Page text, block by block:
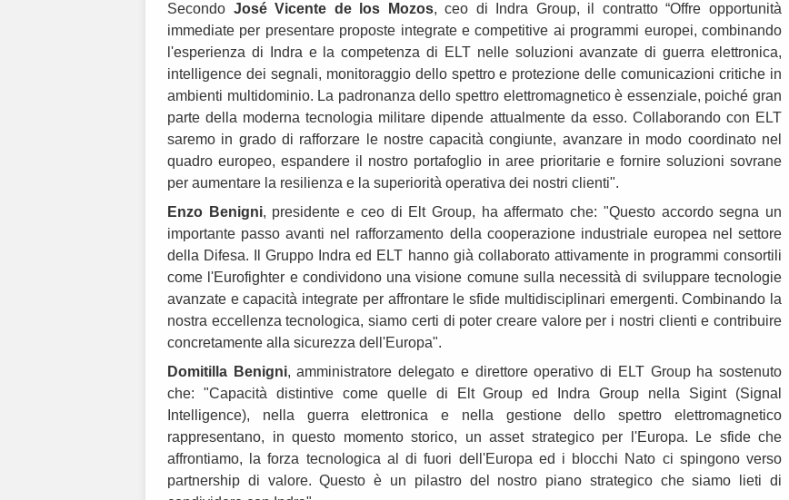
Secondo José Vicente de los Mozos, ceo di Indra Group, il contratto “Offre opportunità
immediate per presentare proposte integrate e competitive ai programmi europei, combinando
l'esperienza di Indra e la competenza di ELT nelle soluzioni avanzate di guerra elettronica,
intelligence dei segnali, monitoraggio dello spettro e protezione delle comunicazioni critiche in
ambienti multidominio. La padronanza dello spettro elettromagnetico è essenziale, poiché gran
parte della moderna tecnologia militare dipende attualmente da esso. Collaborando con ELT
saremo in grado di rafforzare le nostre capacità congiunte, avanzare in modo coordinato nel
quadro europeo, espandere il nostro portafoglio in aree prioritarie e fornire soluzioni sovrane
per aumentare la resilienza e la superiorità operativa dei nostri clienti".
Enzo Benigni, presidente e ceo di Elt Group, ha affermato che: "Questo accordo segna un
importante passo avanti nel rafforzamento della cooperazione industriale europea nel settore
della Difesa. Il Gruppo Indra ed ELT hanno già collaborato attivamente in programmi consortili
come l'Eurofighter e condividono una visione comune sulla necessità di sviluppare tecnologie
avanzate e capacità integrate per affrontare le sfide multidisciplinari emergenti. Combinando la
nostra eccellenza tecnologica, siamo certi di poter creare valore per i nostri clienti e contribuire
concretamente alla sicurezza dell'Europa".
Domitilla Benigni, amministratore delegato e direttore operativo di ELT Group ha sostenuto
che: "Capacità distintive come quelle di Elt Group ed Indra Group nella Sigint (Signal
Intelligence), nella guerra elettronica e nella gestione dello spettro elettromagnetico
rappresentano, in questo momento storico, un asset strategico per l'Europa. Le sfide che
affrontiamo, la forza tecnologica al di fuori dell'Europa ed i blocchi Nato ci spingono verso
partnership di valore. Questo è un pilastro del nostro piano strategico che siamo lieti di